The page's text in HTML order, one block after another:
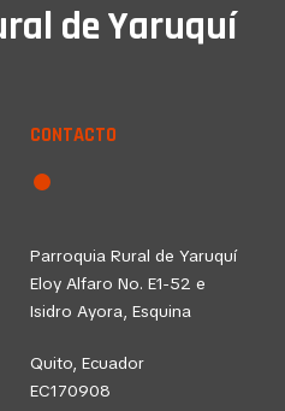
de Yaruquí
CONTACTO
Parroquia Rural de Yaruquí
Eloy Alfaro No. E1-52 e
Isidro Ayora, Esquina
Quito, Ecuador
EC170908